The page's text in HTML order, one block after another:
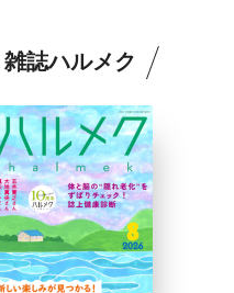
雑誌ハルメク